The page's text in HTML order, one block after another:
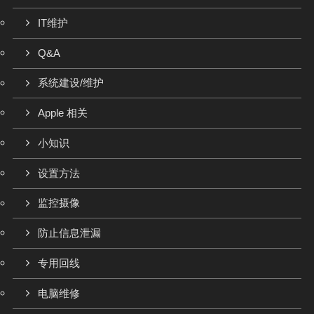
IT维护
Q&A
系统建设/维护
Apple 相关
小知识
设置方法
监控摄像
防止信息泄漏
专用回线
电脑维修